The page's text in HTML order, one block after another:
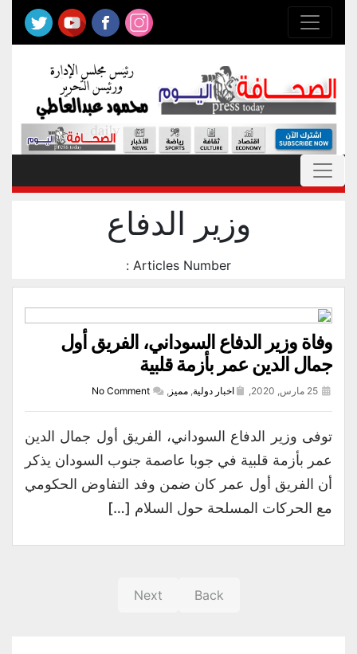
وزير الدفاع
Articles Number :
وفاة وزير الدفاع السوداني، الفريق أول
جمال الدين عمر بأزمة قلبية
اخبار دولية, مميز ,
No Comment
توفى وزير الدفاع السوداني، الفريق أول جمال الدين
عمر بأزمة قلبية في جوبا عاصمة جنوب السودان يذكر
أن الفريق أول عمر كان ضمن وفد التفاوض الحكومي
مع الحركات المسلحة حول السلام […]
Back
Next